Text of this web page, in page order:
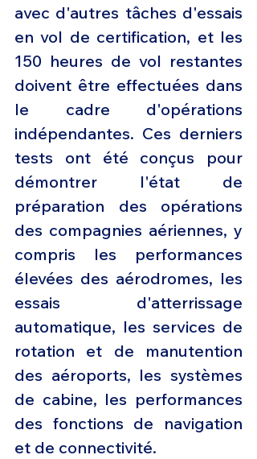
avec d'autres tâches d'essais
en vol de certification, et les
150 heures de vol restantes
doivent être effectuées dans
le cadre d'opérations
indépendantes. Ces derniers
tests ont été conçus pour
démontrer l'état de
préparation des opérations
des compagnies aériennes, y
compris les performances
élevées des aérodromes, les
essais d'atterrissage
automatique, les services de
rotation et de manutention
des aéroports, les systèmes
de cabine, les performances
des fonctions de navigation
et de connectivité.